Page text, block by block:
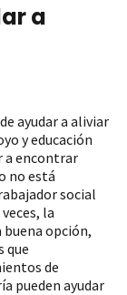
a
ayudar a aliviar
y educación
a encontrar
no está
social
la
buena opción,
que
de
pueden ayudar